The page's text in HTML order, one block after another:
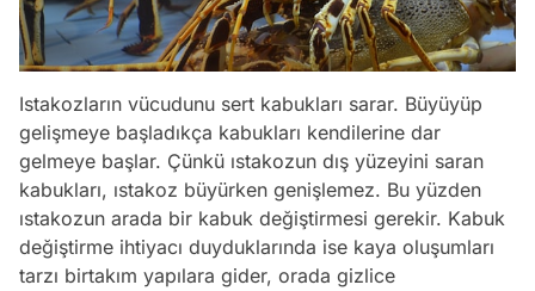
Istakozların vücudunu sert kabukları sarar. Büyüyüp
gelişmeye başladıkça kabukları kendilerine dar
gelmeye başlar. Çünkü ıstakozun dış yüzeyini saran
kabukları, ıstakoz büyürken genişlemez. Bu yüzden
ıstakozun arada bir kabuk değiştirmesi gerekir. Kabuk
değiştirme ihtiyacı duyduklarında ise kaya oluşumları
tarzı birtakım yapılara gider, orada gizlice